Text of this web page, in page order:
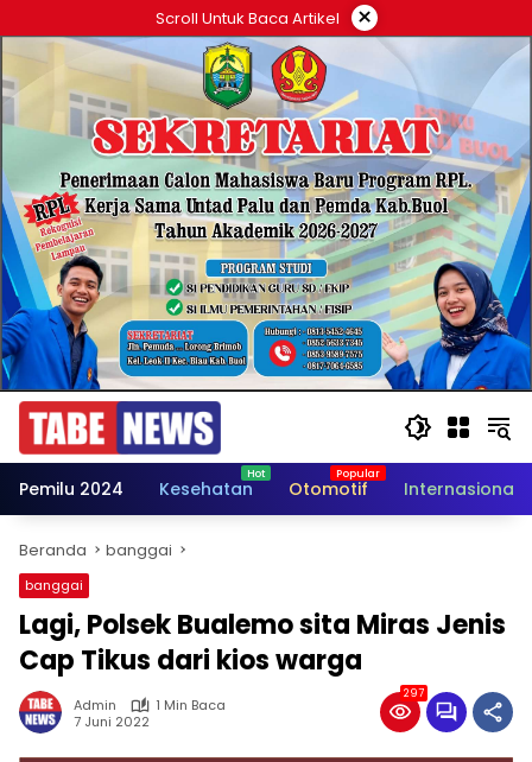
ke
konten
Scroll Untuk Baca Artikel ×
Pemilu 2024 Kesehatan Otomotif Internasional
Beranda banggai
banggai
Lagi, Polsek Bualemo sita Miras Jenis
Cap Tikus dari kios warga
Admin
1 Min Baca
7 Juni 2022
297